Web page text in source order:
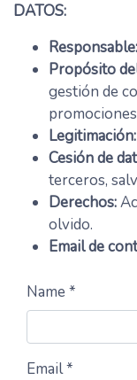
DATOS:
Responsable:
Propósito
gestión de
Legitimación:
Cesión de
terceros,
Derechos:
olvido.
Email de
Name *
Email *